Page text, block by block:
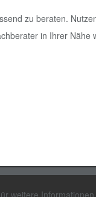
zu beraten.
in Ihrer Nähe
weitere